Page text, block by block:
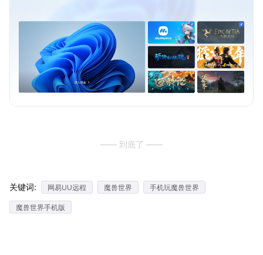
—— 到底了 ——
关键词: 网易UU远程 魔兽世界 手机玩魔兽世界
魔兽世界手机版